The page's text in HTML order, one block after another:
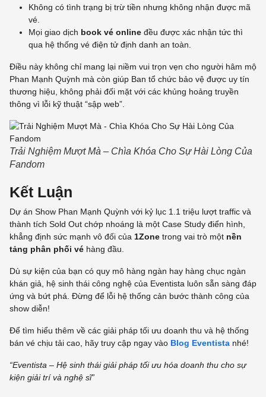
Không có tình trạng bị trừ tiền nhưng không nhận được mã
vé.
Mọi giao dịch book vé online đều được xác nhận tức thì
qua hệ thống vé điện tử định danh an toàn.
Điều này không chỉ mang lại niềm vui trọn vẹn cho người hâm mộ
Phan Mạnh Quỳnh mà còn giúp Ban tổ chức bảo vệ được uy tín
thương hiệu, không phải đối mặt với các khủng hoảng truyền
thông vì lỗi kỹ thuật “sập web”.
Trải Nghiệm Mượt Mà – Chìa Khóa Cho Sự Hài Lòng Của
Fandom
Kết Luận
Dự án Show Phan Mạnh Quỳnh với kỷ lục 1.1 triệu lượt traffic và
thành tích Sold Out chớp nhoáng là một Case Study điển hình,
khẳng định sức mạnh vô đối của 1Zone trong vai trò một nền
tảng phân phối vé hàng đầu.
Dù sự kiện của bạn có quy mô hàng ngàn hay hàng chục ngàn
khán giả, hệ sinh thái công nghệ của Eventista luôn sẵn sàng đáp
ứng và bứt phá. Đừng để lỗi hệ thống cản bước thành công của
show diễn!
Để tìm hiểu thêm về các giải pháp tối ưu doanh thu và hệ thống
bán vé chịu tải cao, hãy truy cập ngay vào Blog Eventista nhé!
“Eventista – Hệ sinh thái giải pháp tối ưu hóa doanh thu cho sự
kiện giải trí và nghệ sĩ”